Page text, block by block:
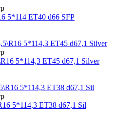
5*114 ET40 d66 SFP
5*114,3 ET45 d67,1 Silver
5*114,3 ET38 d67,1 Sil